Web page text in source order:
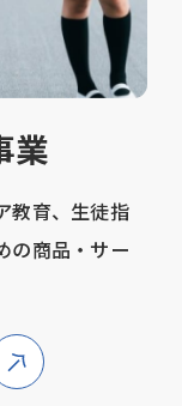
業
教育、生徒指
の商品・サー